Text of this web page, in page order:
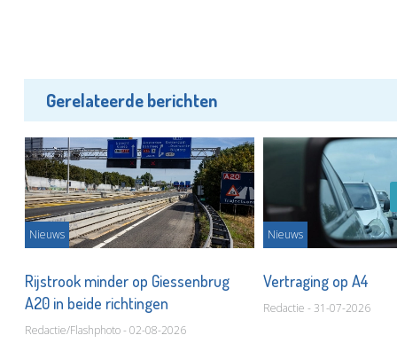
Gerelateerde berichten
Nieuws
Rijstrook minder op Giessenbrug
A20 in beide richtingen
Redactie/Flashphoto - 02-08-2026
Nieuws
Vertraging op A4
Redactie - 31-07-2026